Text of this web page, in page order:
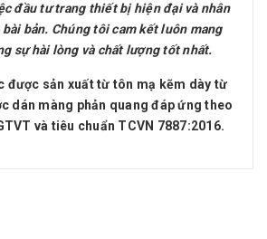
đầu tư trang thiết bị hiện đại và nhân
bản. Chúng tôi cam kết luôn mang
sự hài lòng và chất lượng tốt nhất.
được sản xuất từ tôn mạ kẽm dày từ
dán màng phản quang đáp ứng theo
và tiêu chuẩn TCVN 7887:2016.